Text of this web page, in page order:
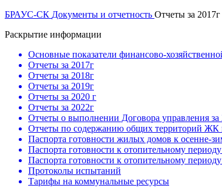
БРАУС-СК Документы и отчетность Отчеты за 2017г
Раскрытие информации
Основные показатели финансово-
Отчеты за 2017г
Отчеты за 2018г
Отчеты за 2019г
Отчеты за 2020 г
Отчеты за 2022г
Отчеты о выполнении Договора управления за
Отчеты по содержанию общих территорий ЖК
Паспорта готовности жилых домов к осенне-
Паспорта готовности к отопительному
Паспорта готовности к отопительному
Протоколы испытаний
Тарифы на коммунальные ресурсы